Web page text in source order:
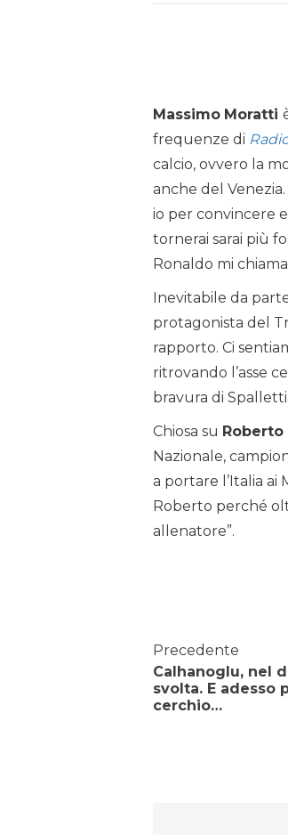
Massimo Moratti
frequenze di
calcio, ovvero la
anche del Venezia.
io per convincere
tornerai sarai più
Ronaldo mi
Inevitabile da
protagonista del
rapporto. Ci
ritrovando l’asse
bravura di
Chiosa su
Nazionale,
a portare l’Italia
Roberto perché
allenatore”.
Precedente
Calhanoglu, nel
svolta. E adesso
cerchio…